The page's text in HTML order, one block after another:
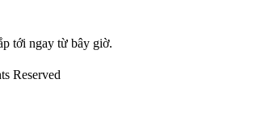
tới ngay từ bây giờ.
Reserved